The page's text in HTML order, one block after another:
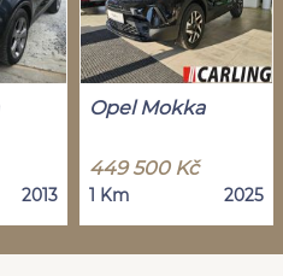
2013
Opel Mokka
449 500 Kč
1 Km 2025